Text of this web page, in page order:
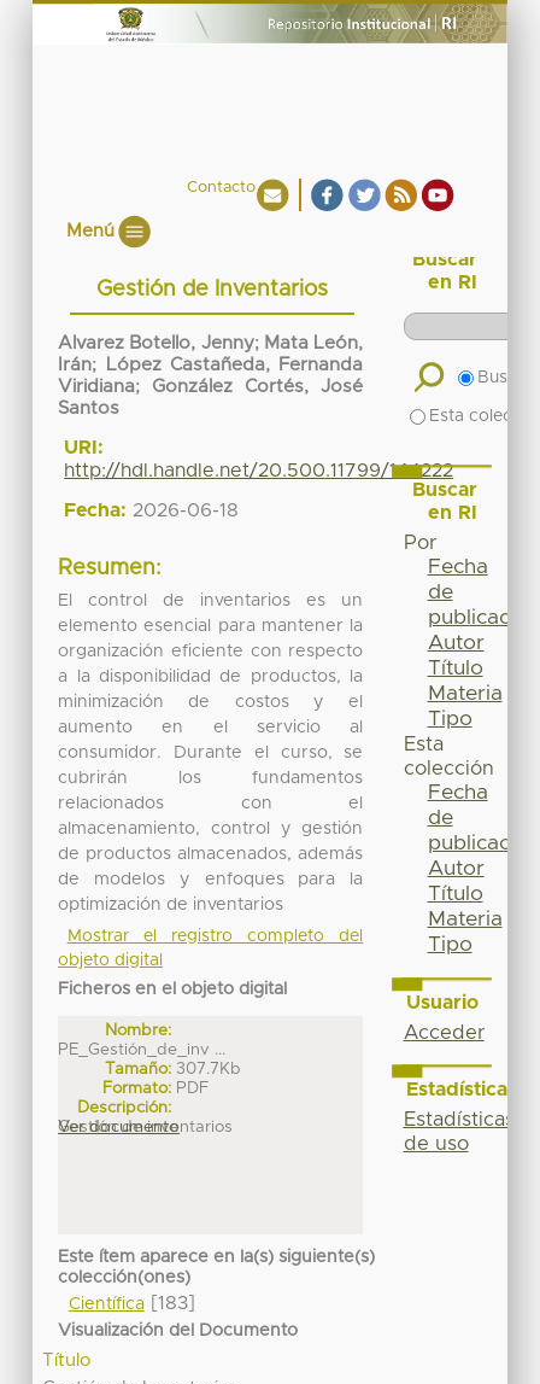
Contacto
Menú
Gestión de Inventarios
Alvarez Botello, Jenny; Mata León,
Irán;
López Castañeda, Fernanda
Viridiana; González Cortés, José
Santos
URI:
http://hdl.handle.net/20.500.11799/144222
Fecha: 2026-06-18
Resumen:
El control de inventarios es un
elemento esencial para mantener la
organización eficiente con respecto
a la disponibilidad de productos, la
minimización de costos y el
aumento en el servicio al
consumidor. Durante el curso, se
cubrirán los fundamentos
relacionados con el
almacenamiento, control y gestión
de productos almacenados, además
de modelos y enfoques para la
optimización de inventarios
Mostrar el registro completo del
objeto digital
Ficheros en el objeto digital
Nombre:
PE_Gestión_de_inv ...
Tamaño: 307.7Kb
Formato: PDF
Descripción:
Gestión de inventarios
Ver documento
Este ítem aparece en la(s) siguiente(s)
colección(ones)
Científica[183]
Visualización del Documento
Título
Buscar
en RI
Buscar
Esta
Buscar
en RI
Por
Fecha
de
publicación
Autor
Título
Materia
Tipo
Esta
colección
Fecha
de
publicación
Autor
Título
Materia
Tipo
Usuario
Acceder
Estadísticas
Estadísticas
de uso